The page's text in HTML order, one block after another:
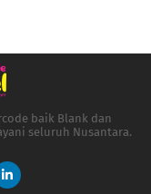
baik Blank dan
seluruh Nusantara.